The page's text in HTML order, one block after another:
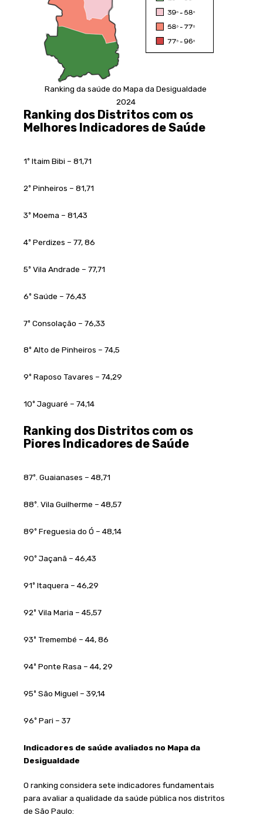
Ranking da saúde do Mapa da Desigualdade
2024
Ranking dos Distritos com os
Melhores Indicadores de Saúde
1º Itaim Bibi – 81,71
2º Pinheiros – 81,71
3º Moema – 81,43
4º Perdizes – 77, 86
5º Vila Andrade – 77,71
6º Saúde – 76,43
7º Consolação – 76,33
8º Alto de Pinheiros – 74,5
9º Raposo Tavares – 74,29
10º Jaguaré – 74,14
Ranking dos Distritos com os
Piores Indicadores de Saúde
87º. Guaianases – 48,71
88º. Vila Guilherme – 48,57
89º Freguesia do Ó – 48,14
90º Jaçanã – 46,43
91º Itaquera – 46,29
92º Vila Maria – 45,57
93º Tremembé – 44, 86
94º Ponte Rasa – 44, 29
95º São Miguel – 39,14
96º Pari – 37
Indicadores de saúde avaliados no Mapa da
Desigualdade
O ranking considera sete indicadores fundamentais
para avaliar a qualidade da saúde pública nos distritos
de São Paulo: